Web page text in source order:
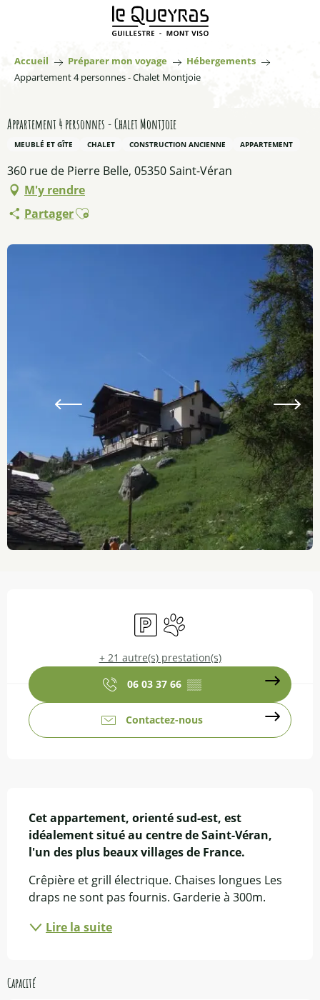
principal
Accueil Préparer mon voyage
Hébergements
Appartement 4 personnes - Chalet Montjoie
Appartement 4 personnes - Chalet Montjoie
MEUBLÉ ET GÎTE CHALET CONSTRUCTION ANCIENNE APPARTEMENT
360 rue de Pierre Belle, 05350 Saint-Véran
M'y rendre
PartagerAjouter aux favoris
ParkingAnimaux acceptés
+ 21 autre(s) prestation(s)
06 03 37 66 ▒▒
Contactez-nous
Cet appartement, orienté sud-est, est
idéalement situé au centre de Saint-Véran,
l'un des plus beaux villages de France.
Crêpière et grill électrique. Chaises longues Les
draps ne sont pas fournis. Garderie à 300m.
Lire la suite
Capacité